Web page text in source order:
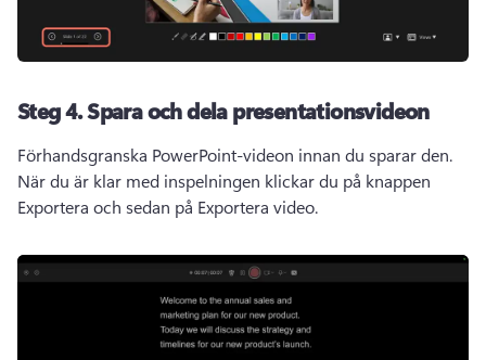
Steg 4. Spara och dela presentationsvideon
Förhandsgranska PowerPoint-videon innan du sparar den.
När du är klar med inspelningen klickar du på knappen
Exportera och sedan på Exportera video.